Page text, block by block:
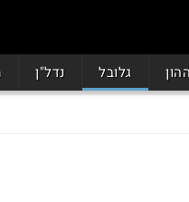
גלובל נדל"ן